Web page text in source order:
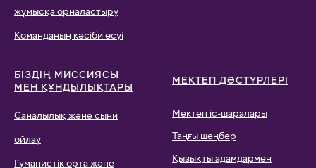
жұмысқа орналастыру
Команданың кәсіби өсуі
БІЗДІҢ МИССИЯСЫ
МЕН ҚҰНДЫЛЫҚТАРЫ
Саналылық және сыни
ойлау
Гуманистік орта және
МЕКТЕП ДӘСТҮРЛЕРІ
Мектеп іс-шаралары
Таңғы шеңбер
Қызықты адамдармен